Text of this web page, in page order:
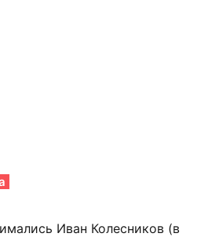
Иван Колесников (в